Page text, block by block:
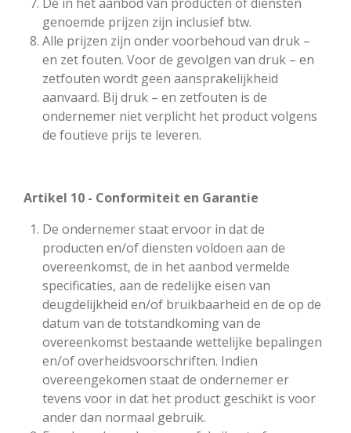
genoemde prijzen zijn inclusief btw.
Alle prijzen zijn onder voorbehoud van druk –
en zet fouten. Voor de gevolgen van druk – en
zetfouten wordt geen aansprakelijkheid
aanvaard. Bij druk – en zetfouten is de
ondernemer niet verplicht het product volgens
de foutieve prijs te leveren.
Artikel 10 - Conformiteit en Garantie
De ondernemer staat ervoor in dat de
producten en/of diensten voldoen aan de
overeenkomst, de in het aanbod vermelde
specificaties, aan de redelijke eisen van
deugdelijkheid en/of bruikbaarheid en de op de
datum van de totstandkoming van de
overeenkomst bestaande wettelijke bepalingen
en/of overheidsvoorschriften. Indien
overeengekomen staat de ondernemer er
tevens voor in dat het product geschikt is voor
ander dan normaal gebruik.